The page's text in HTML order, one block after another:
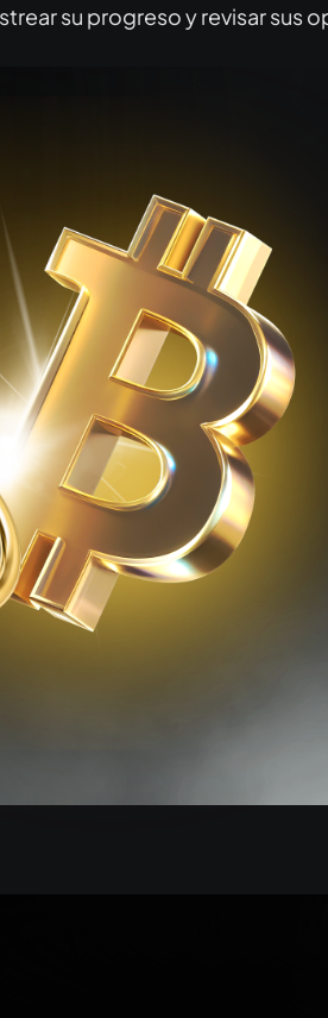
su progreso y revisar